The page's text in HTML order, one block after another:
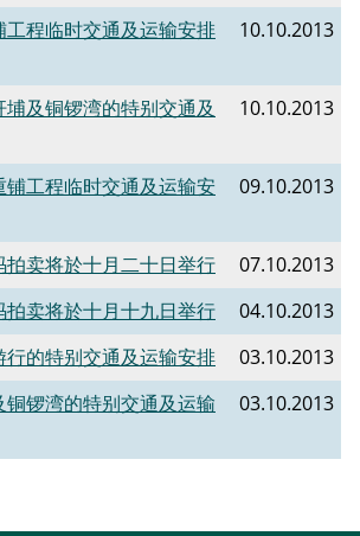
程临时交通及运输安排
10.10.2013
及铜锣湾的特别交通及
10.10.2013
工程临时交通及运输安
09.10.2013
卖将於十月二十日举行
07.10.2013
拍卖将於十月十九日举行
04.10.2013
的特别交通及运输安排
03.10.2013
锣湾的特别交通及运输
03.10.2013